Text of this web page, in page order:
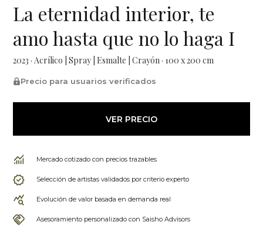
La eternidad interior, te
amo hasta que no lo haga I
2023 · Acrílico | Spray | Esmalte | Crayón · 100 x 200 cm
Precio para usuarios verificados
VER PRECIO
Mercado cotizado con precios trazables
Selección de artistas validados por criterio experto
Evolución de valor basada en demanda real
Asesoramiento personalizado con Saisho Advisors